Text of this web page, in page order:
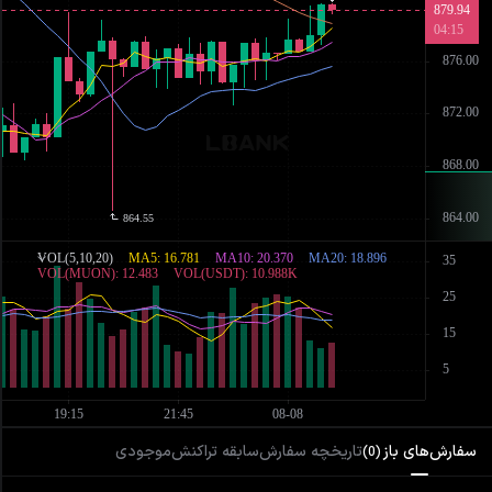
سفارش‌های باز (
0
)تاریخچه سفارشسابقه تراکنشموجودی